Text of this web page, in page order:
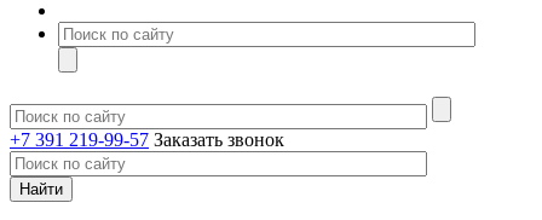
+7 391 219-99-57 Заказать звонок